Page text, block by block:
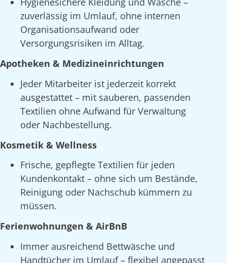
zuverlässig im Umlauf, ohne internen
Organisationsaufwand oder
Versorgungsrisiken im Alltag.
Apotheken & Medizineinrichtungen
Jeder Mitarbeiter ist jederzeit korrekt
ausgestattet – mit sauberen, passenden
Textilien ohne Aufwand für Verwaltung
oder Nachbestellung.
Kosmetik & Wellness
Frische, gepflegte Textilien für jeden
Kundenkontakt – ohne sich um Bestände,
Reinigung oder Nachschub kümmern zu
müssen.
Ferienwohnungen & AirBnB
Immer ausreichend Bettwäsche und
Handtücher im Umlauf – flexibel angepasst